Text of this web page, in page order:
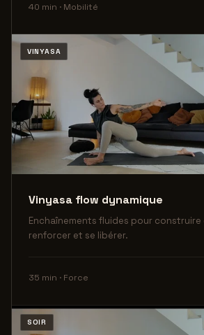
40 min · Mobilité
VINYASA
Vinyasa flow dynamique
Enchaînements fluides pour construire
renforcer et se libérer.
35 min · Force
SOIR